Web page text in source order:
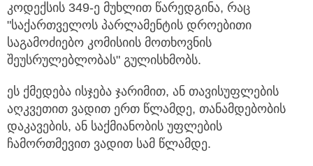
კოდექსის 349-ე მუხლით წარედგინა, რაც
"საქართველოს პარლამენტის დროებითი
საგამოძიებო კომისიის მოთხოვნის
შეუსრულებლობას" გულისხმობს.
ეს ქმედება ისჯება ჯარიმით, ან თავისუფლების
აღკვეთით ვადით ერთ წლამდე, თანამდებობის
დაკავების, ან საქმიანობის უფლების
ჩამორთმევით ვადით სამ წლამდე.